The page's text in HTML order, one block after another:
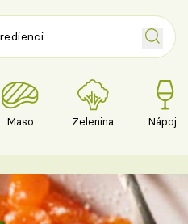
Maso Zelenina Nápoje